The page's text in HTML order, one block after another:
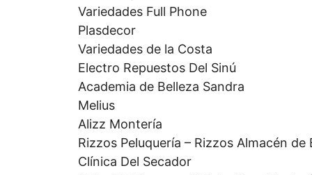
Variedades Full Phone
Plasdecor
Variedades de la Costa
Electro Repuestos Del Sinú
Academia de Belleza Sandra
Melius
Alizz Montería
Rizzos Peluquería – Rizzos Almacén de
Clínica Del Secador